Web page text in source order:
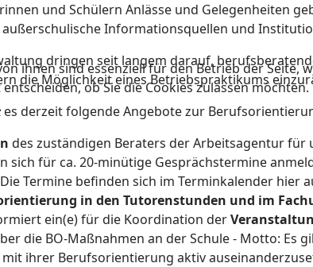
und Schülern Anlässe und Gelegenheiten
Informationsquellen und
dringen seit langem darauf,
die Möglichkeit eines Betriebspraktikums
es derzeit folgende Angebote zur
des zuständigen Beraters der Arbeitsagentur für
sich für ca. 20-minütige Gesprächstermine
Termine befinden sich im Terminkalender hier
in den Tutorenstunden und im
ein(e) für die Koordination der
die BO-Maßnahmen an der Schule - Motto: Es
ihrer Berufsorientierung aktiv
ihnen sind essenziell für den Betrieb der
ob Sie die Cookies zulassen